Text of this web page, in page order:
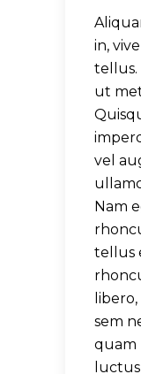
in,
tellus.
ut
vel
Nam
tellus
sem
quam